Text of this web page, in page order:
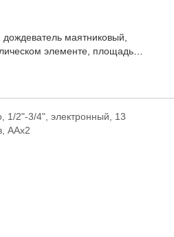
маятниковый,
элементе, площадь